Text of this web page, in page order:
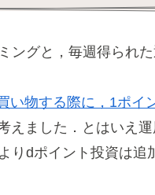
ングと，毎週得られ
い物する際に，1ポイ
えました．とはいえ
りdポイント投資は追